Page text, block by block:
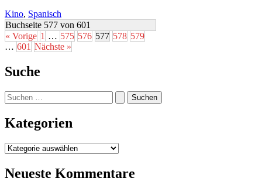
Kino, Spanisch
Buchseite 577 von 601
« Vorige 1 … 575 576 577 578 579
… 601 Nächste »
Suche
Suchen
nach:
Kategorien
Kategorien
Neueste Kommentare